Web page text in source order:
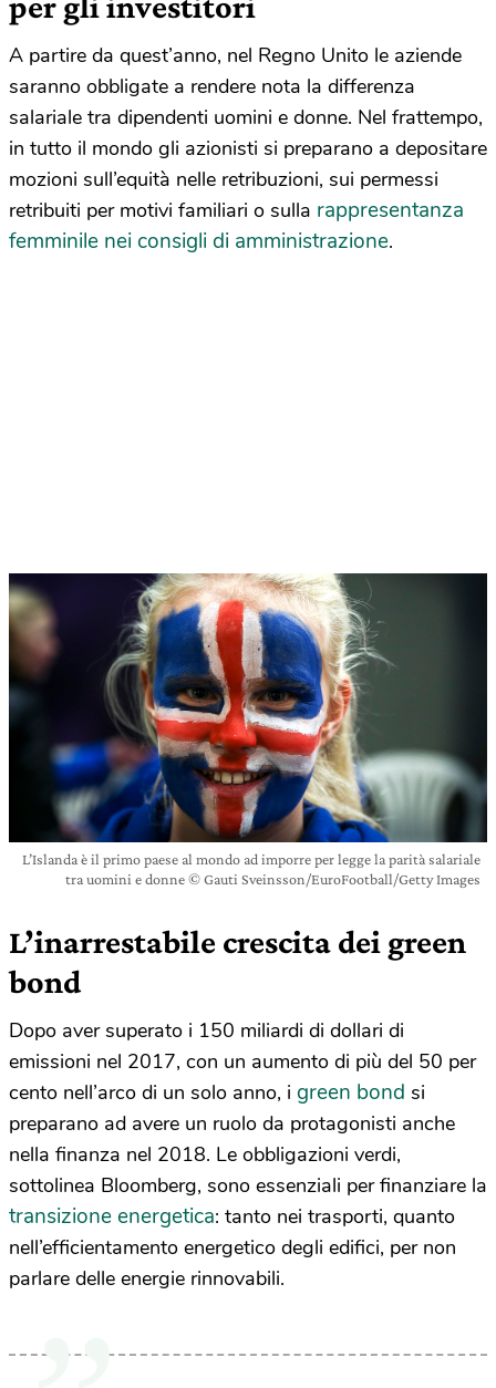
A partire da quest’anno, nel Regno Unito le aziende
saranno obbligate a rendere nota la differenza
salariale tra dipendenti uomini e donne. Nel frattempo,
in tutto il mondo gli azionisti si preparano a depositare
mozioni sull’equità nelle retribuzioni, sui permessi
retribuiti per motivi familiari o sulla rappresentanza
femminile nei consigli di amministrazione.
L’Islanda è il primo paese al mondo ad imporre per legge la parità salariale
tra uomini e donne © Gauti Sveinsson/EuroFootball/Getty Images
L’inarrestabile crescita dei green
bond
Dopo aver superato i 150 miliardi di dollari di
emissioni nel 2017, con un aumento di più del 50 per
cento nell’arco di un solo anno, i green bond si
preparano ad avere un ruolo da protagonisti anche
nella finanza nel 2018. Le obbligazioni verdi,
sottolinea Bloomberg, sono essenziali per finanziare la
transizione energetica: tanto nei trasporti, quanto
nell’efficientamento energetico degli edifici, per non
parlare delle energie rinnovabili.